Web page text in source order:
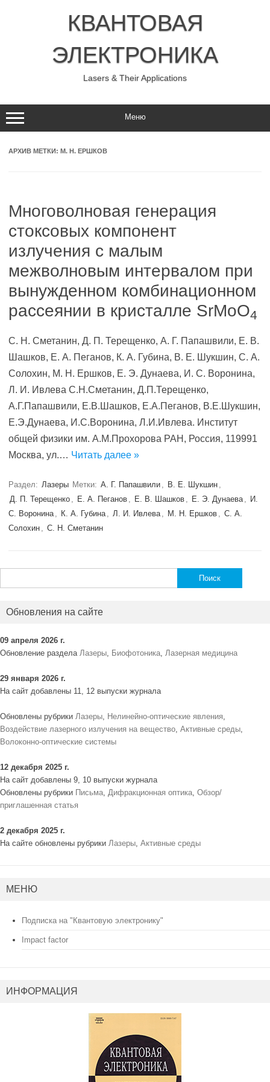
КВАНТОВАЯ
ЭЛЕКТРОНИКА
Lasers & Their Applications
Меню
АРХИВ МЕТКИ: М. Н. ЕРШКОВ
Многоволновая генерация
стоксовых компонент
излучения с малым
межволновым интервалом при
вынужденном комбинационном
рассеянии в кристалле SrMoO4
С. Н. Сметанин, Д. П. Терещенко, А. Г. Папашвили, Е. В.
Шашков, Е. А. Пеганов, К. А. Губина, В. Е. Шукшин, С. А.
Солохин, М. Н. Ершков, Е. Э. Дунаева, И. С. Воронина,
Л. И. Ивлева С.Н.Сметанин, Д.П.Терещенко,
А.Г.Папашвили, Е.В.Шашков, Е.А.Пеганов, В.Е.Шукшин,
Е.Э.Дунаева, И.С.Воронина, Л.И.Ивлева. Институт
общей физики им. А.М.Прохорова РАН, Россия, 119991
Москва, ул.… Читать далее »
Раздел: Лазеры Метки: А. Г. Папашвили , В. Е. Шукшин ,
Д. П. Терещенко , Е. А. Пеганов , Е. В. Шашков , Е. Э. Дунаева , И.
С. Воронина , К. А. Губина , Л. И. Ивлева , М. Н. Ершков , С. А.
Солохин , С. Н. Сметанин
Обновления на сайте
09 апреля 2026 г.
Обновление раздела Лазеры, Биофотоника, Лазерная медицина
29 января 2026 г.
На сайт добавлены 11, 12 выпуски журнала
Обновлены рубрики Лазеры, Нелинейно-оптические явления,
Воздействие лазерного излучения на вещество, Активные среды,
Волоконно-оптические системы
12 декабря 2025 г.
На сайт добавлены 9, 10 выпуски журнала
Обновлены рубрики Письма, Дифракционная оптика, Обзор/
приглашенная статья
2 декабря 2025 г.
На сайте обновлены рубрики Лазеры, Активные среды
МЕНЮ
Подписка на "Квантовую электронику"
Impact factor
ИНФОРМАЦИЯ